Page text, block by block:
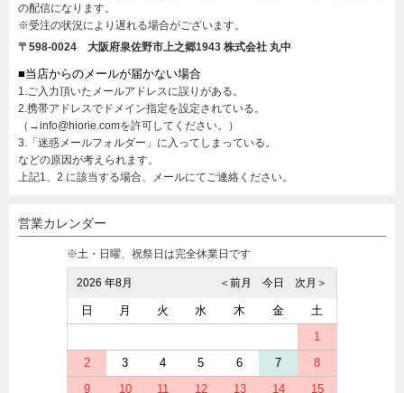
の配信になります。
※受注の状況により遅れる場合がございます。
〒598-0024 大阪府泉佐野市上之郷1943 株式会社 丸中
■当店からのメールが届かない場合
1.ご入力頂いたメールアドレスに誤りがある。
2.携帯アドレスでドメイン指定を設定されている。
（→info@hiorie.comを許可してください。）
3.「迷惑メールフォルダー」に入ってしまっている。
などの原因が考えられます。
上記1、2 に該当する場合、メールにてご連絡ください。
営業カレンダー
※土・日曜、祝祭日は完全休業日です
2026 年8月 次月＞
今日
＜前月
日 月 火 水 木 金
土
1
2
3 4 5 6 7
8
9
10 11 12 13 14 15